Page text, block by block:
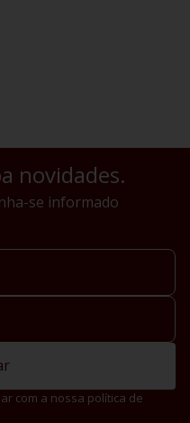
novidades.
se informado
com a nossa política de